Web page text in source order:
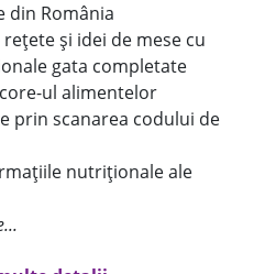
din România
și idei de mese cu
gata completate
ul alimentelor
prin scanarea codului de
nutriționale ale